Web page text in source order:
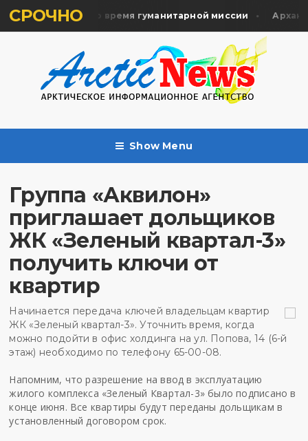
СРОЧНО
почтили во время гуманитарной миссии
Show Menu
Группа «Аквилон»
приглашает дольщиков
ЖК «Зеленый квартал-3»
получить ключи от
квартир
Начинается передача ключей владельцам квартир
ЖК «Зеленый квартал-3». Уточнить время, когда
можно подойти в офис холдинга на ул. Попова, 14 (6-й
этаж) необходимо по телефону 65-00-08.
Напомним, что разрешение на ввод в эксплуатацию
жилого комплекса «Зеленый Квартал-3» было подписано в
конце июня. Все квартиры будут переданы дольщикам в
установленный договором срок.